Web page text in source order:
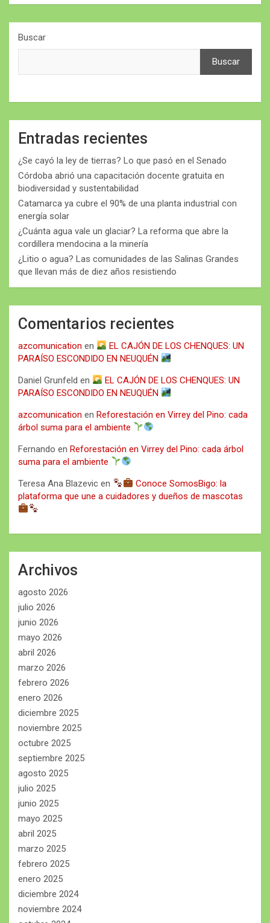
Buscar
Buscar
Entradas recientes
¿Se cayó la ley de tierras? Lo que pasó en el Senado
Córdoba abrió una capacitación docente gratuita en
biodiversidad y sustentabilidad
Catamarca ya cubre el 90% de una planta industrial con
energía solar
¿Cuánta agua vale un glaciar? La reforma que abre la
cordillera mendocina a la minería
¿Litio o agua? Las comunidades de las Salinas Grandes
que llevan más de diez años resistiendo
Comentarios recientes
azcomunication en
EL CAJÓN DE LOS CHENQUES: UN
PARAÍSO ESCONDIDO EN NEUQUÉN
Daniel Grunfeld en
EL CAJÓN DE LOS CHENQUES: UN
PARAÍSO ESCONDIDO EN NEUQUÉN
azcomunication en Reforestación en Virrey del Pino: cada
árbol suma para el ambiente
Fernando en Reforestación en Virrey del Pino: cada árbol
suma para el ambiente
Teresa Ana Blazevic en
Conoce SomosBigo: la
plataforma que une a cuidadores y dueños de mascotas
Archivos
agosto 2026
julio 2026
junio 2026
mayo 2026
abril 2026
marzo 2026
febrero 2026
enero 2026
diciembre 2025
noviembre 2025
octubre 2025
septiembre 2025
agosto 2025
julio 2025
junio 2025
mayo 2025
abril 2025
marzo 2025
febrero 2025
enero 2025
diciembre 2024
noviembre 2024